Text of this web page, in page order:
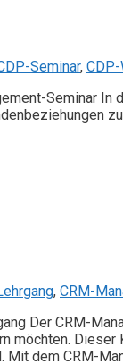
Seminar,
Seminar
, CRM-
Der CRM-
möchten.
Mit dem CRM-